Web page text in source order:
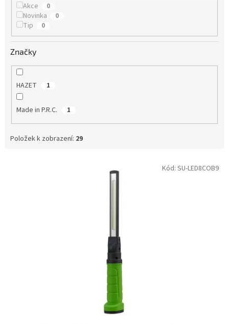
Akce 0
Novinka 0
Tip 0
Značky
HAZET 1
Made in P.R.C. 1
Položek k zobrazení: 29
Kód: SU-LED8COB9